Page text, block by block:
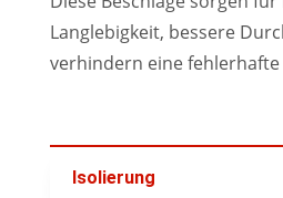
Langlebigkeit, bessere
verhindern eine fehlerhafte
Isolierung